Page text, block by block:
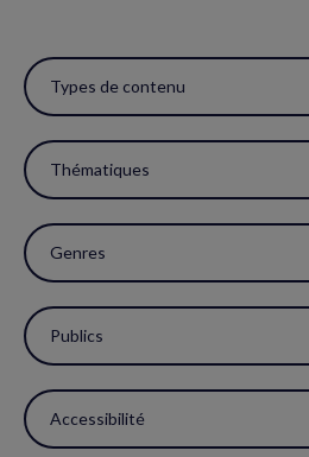
ces
filtres
pour
réactualiser
la
page.
Types de contenu
Thématiques
Genres
Publics
Accessibilité